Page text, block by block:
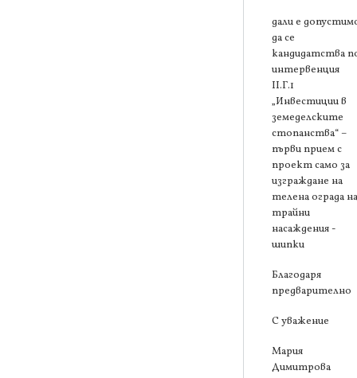
дали е
да се
кандидатства
интервенция
ІІ.Г.1
„Инвестиции в
земеделските
стопанства“ –
първи прием с
проект само за
изграждане на
телена ограда на
трайни
насаждения -
шипки
Благодаря
предварително
С уважение
Мария
Димитрова